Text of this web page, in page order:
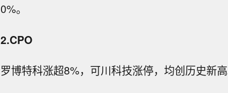
0%。
2.CPO
罗博特科涨超8%，可川科技涨停，均创历史新高